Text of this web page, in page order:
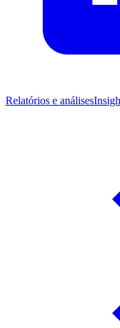
Relatórios e análises